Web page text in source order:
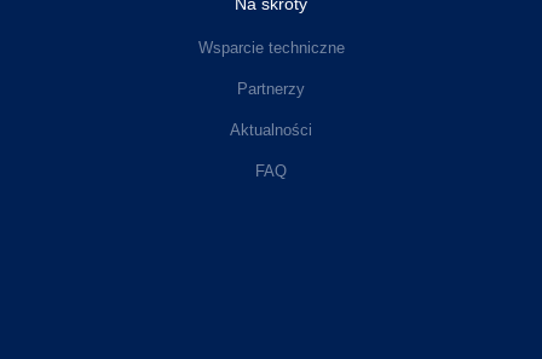
Wsparcie techniczne
Partnerzy
Aktualności
FAQ